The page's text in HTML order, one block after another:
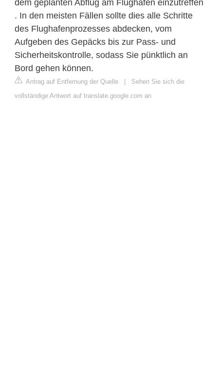
dem geplanten Abflug am Flughafen einzutreffen
. In den meisten Fällen sollte dies alle Schritte
des Flughafenprozesses abdecken, vom
Aufgeben des Gepäcks bis zur Pass- und
Sicherheitskontrolle, sodass Sie pünktlich an
Bord gehen können.
Antrag auf Entfernung der Quelle | Sehen Sie sich die
vollständige Antwort auf translate.google.com an